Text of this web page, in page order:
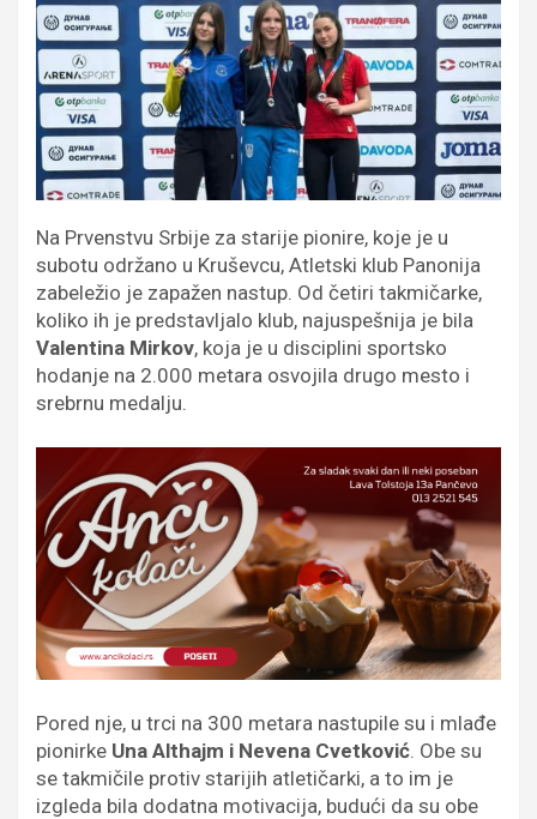
Na Prvenstvu Srbije za starije pionire, koje je u
subotu održano u Kruševcu, Atletski klub Panonija
zabeležio je zapažen nastup. Od četiri takmičarke,
koliko ih je predstavljalo klub, najuspešnija je bila
Valentina Mirkov, koja je u disciplini sportsko
hodanje na 2.000 metara osvojila drugo mesto i
srebrnu medalju.
Pored nje, u trci na 300 metara nastupile su i mlađe
pionirke Una Althajm i Nevena Cvetković. Obe su
se takmičile protiv starijih atletičarki, a to im je
izgleda bila dodatna motivacija, budući da su obe